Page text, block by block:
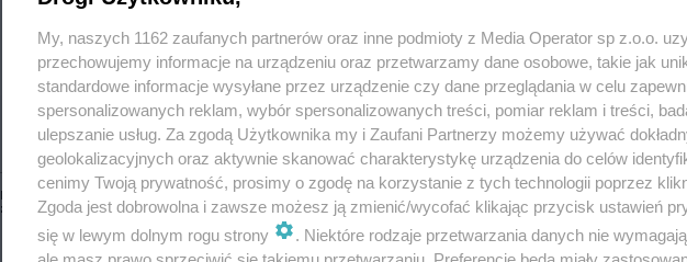
Nie zapomnij
zapoznać się z:
polityką prywatności regulamin korzystania z portali
Twoje miasto
Piekary Śląskie
Chorzów
Tarnowskie Góry
Ruda Śląska
My, naszych 1162 zaufanych partnerów oraz inne podmioty z Media Operator sp z.o.o.
przechowujemy informacje na urządzeniu oraz przetwarzamy dane osobowe, takie jak
standardowe informacje wysyłane przez urządzenie czy dane przeglądania w celu
spersonalizowanych reklam, wybór spersonalizowanych treści, pomiar reklam i treści,
ulepszanie usług. Za zgodą Użytkownika my i Zaufani Partnerzy możemy używać
geolokalizacyjnych oraz aktywnie skanować charakterystykę urządzenia do celów
cenimy Twoją prywatność, prosimy o zgodę na korzystanie z tych technologii poprzez
Zgoda jest dobrowolna i zawsze możesz ją zmienić/wycofać klikając przycisk ustawień
się w lewym dolnym rogu strony
. Niektóre rodzaje przetwarzania danych nie